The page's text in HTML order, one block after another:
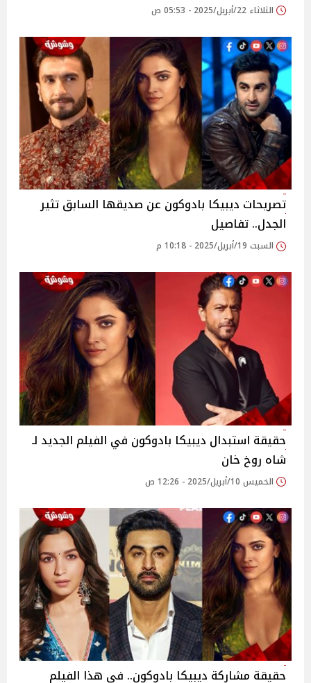
الثلاثاء 22/أبريل/2025 - 05:53 ص
تصريحات ديبيكا بادوكون عن صديقها السابق تثير
الجدل.. تفاصيل
السبت 19/أبريل/2025 - 10:18 م
حقيقة استبدال ديبيكا بادوكون في الفيلم الجديد لـ
شاه روخ خان
الخميس 10/أبريل/2025 - 12:26 ص
حقيقة مشاركة ديبيكا بادوكون.. في هذا الفيلم